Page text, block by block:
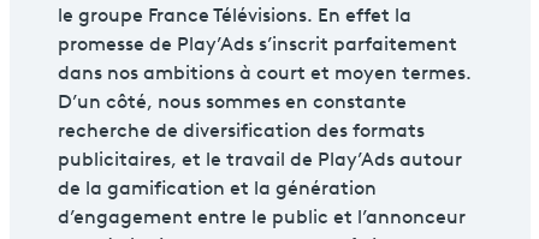
le groupe France Télévisions. En effet la
promesse de Play’Ads s’inscrit parfaitement
dans nos ambitions à court et moyen termes.
D’un côté, nous sommes en constante
recherche de diversification des formats
publicitaires, et le travail de Play’Ads autour
de la gamification et la génération
d’engagement entre le public et l’annonceur